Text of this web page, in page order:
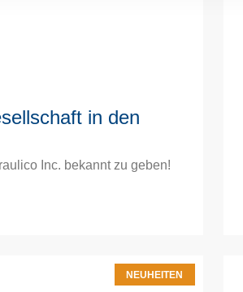
in den
Inc. bekannt zu geben!
NEUHEITEN